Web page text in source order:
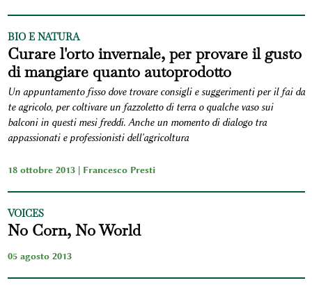
BIO E NATURA
Curare l'orto invernale, per provare il gusto
di mangiare quanto autoprodotto
Un appuntamento fisso dove trovare consigli e suggerimenti per il fai da
te agricolo, per coltivare un fazzoletto di terra o qualche vaso sui
balconi in questi mesi freddi. Anche un momento di dialogo tra
appassionati e professionisti dell'agricoltura
18 ottobre 2013 | Francesco Presti
VOICES
No Corn, No World
05 agosto 2013